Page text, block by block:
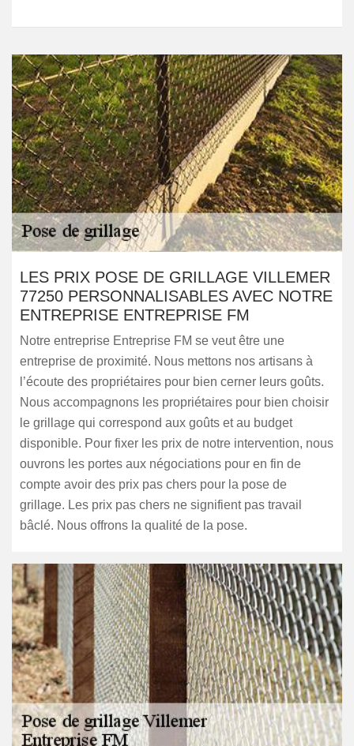
LES PRIX POSE DE GRILLAGE VILLEMER
77250 PERSONNALISABLES AVEC NOTRE
ENTREPRISE ENTREPRISE FM
Notre entreprise Entreprise FM se veut être une
entreprise de proximité. Nous mettons nos artisans à
l’écoute des propriétaires pour bien cerner leurs goûts.
Nous accompagnons les propriétaires pour bien choisir
le grillage qui correspond aux goûts et au budget
disponible. Pour fixer les prix de notre intervention, nous
ouvrons les portes aux négociations pour en fin de
compte avoir des prix pas chers pour la pose de
grillage. Les prix pas chers ne signifient pas travail
bâclé. Nous offrons la qualité de la pose.